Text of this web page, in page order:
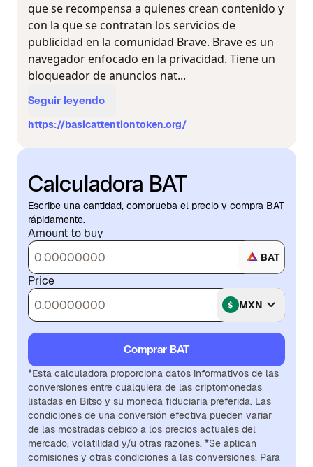
que se recompensa a quienes crean contenido y
con la que se contratan los servicios de
publicidad en la comunidad Brave. Brave es un
navegador enfocado en la privacidad. Tiene un
bloqueador de anuncios nat...
Seguir leyendo
https://basicattentiontoken.org/
Calculadora BAT
Escribe una cantidad, comprueba el precio y compra BAT
rápidamente.
Amount to buy
BAT
Price
MXN
Comprar BAT
*Esta calculadora proporciona datos informativos de las
conversiones entre cualquiera de las criptomonedas
listadas en Bitso y su moneda fiduciaria preferida. Las
condiciones de una conversión efectiva pueden variar
de las mostradas debido a los precios actuales del
mercado, volatilidad y/u otras razones. *Se aplican
comisiones y otras condiciones a las conversiones. Para